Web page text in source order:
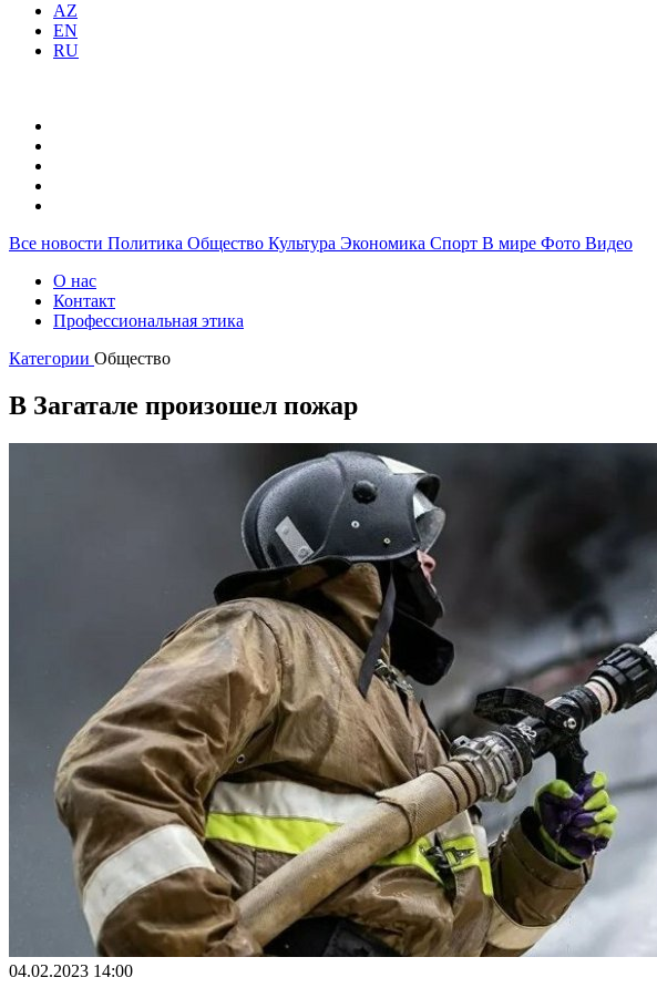
AZ
EN
RU
Все новости Политика Общество Культура Экономика Спорт В мире Фото Видео
О нас
Контакт
Профессиональная этика
Категории Общество
В Загатале произошел пожар
04.02.2023 14:00